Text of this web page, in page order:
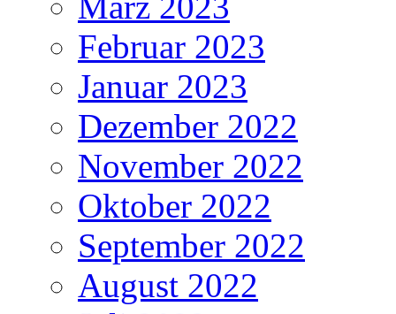
Februar 2023
Januar 2023
Dezember 2022
November 2022
Oktober 2022
September 2022
August 2022